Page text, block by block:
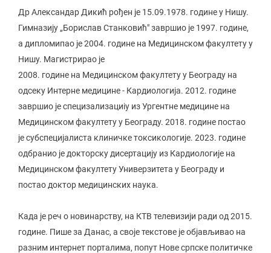
Др Александар Дикић рођен је 15.09.1978. године у Нишу.
Гимназију „Борислав Станковић" завршио је 1997. године,
а дипломипао је 2004. године на Медицинском факултету у
Нишу. Магистрирао је
2008. године на Медицинском факултету у Београду на
одсеку Интерне медицине - Кардиологија. 2012. године
завршио је специзализациіу из Ургентне медицине на
Медицинском факултету у Београду. 2018. године постао
је субспецијалиста клиничке токсикологије. 2023. године
одбранио је докторску дисертацију из Кардиологије на
Медицинском факултету Универзитета у Београду и
постао доктор медицинских наука.
Када је реч о новинарству, на КТВ телевизији ради од 2015.
године. Пише за Данас, а своје текстове је објављивао на
разним интернет порталима, попут Нове српске политичке